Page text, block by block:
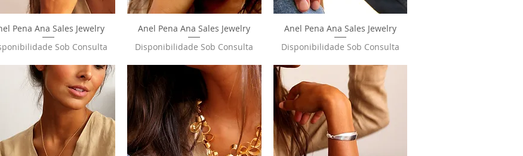
Visualização rápida
Pena Ana Sales Jewelry
Sob Consulta
Visualização rápida
Anel Pena Ana Sales Jewelry
Disponibilidade Sob Consulta
Visualização rápida
Anel Pena Ana Sales Jewelry
Disponibilidade Sob Consulta